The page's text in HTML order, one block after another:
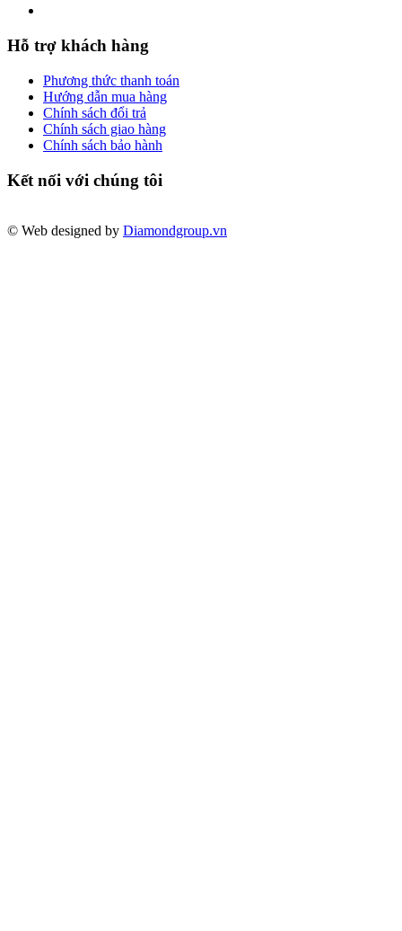
Hỗ trợ khách hàng
Phương thức thanh toán
Hướng dẫn mua hàng
Chính sách đổi trả
Chính sách giao hàng
Chính sách bảo hành
Kết nối với chúng tôi
© Web designed by Diamondgroup.vn